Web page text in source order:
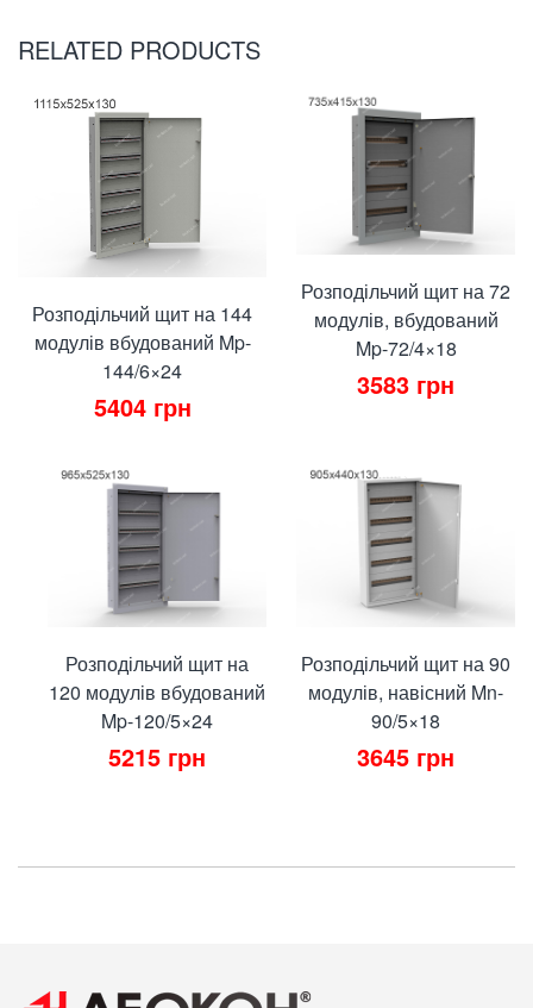
RELATED PRODUCTS
Розподільчий щит на 144
модулів вбудований Mp-
144/6×24
5404 грн
Розподільчий щит на 72
модулів, вбудований
Mp-72/4×18
3583 грн
Розподільчий щит на
120 модулів вбудований
Mp-120/5×24
5215 грн
Розподільчий щит на 90
модулів, навісний Mn-
90/5×18
3645 грн